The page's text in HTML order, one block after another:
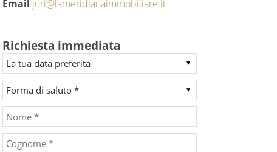
Email juri@lameridianaimmobiliare.it
Richiesta immediata